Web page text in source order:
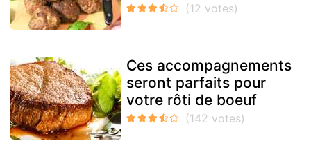
Ces accompagnements
seront parfaits pour
votre rôti de boeuf